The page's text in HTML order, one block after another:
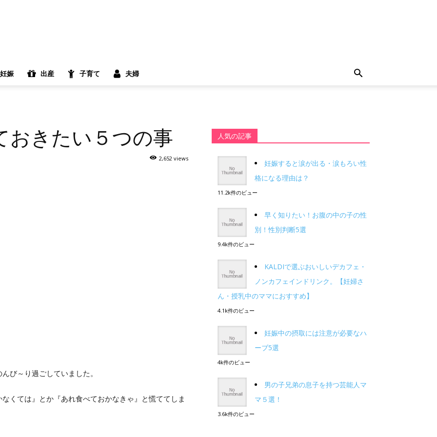
妊娠 出産 子育て 夫婦
おきたい５つの事
2,652 views
び～り過ごしていました。
くては』とか『あれ食べておかなきゃ』と慌ててしま
人気の記事
妊娠すると涙が出る・涙もろい性
格になる理由は？
11.2k件のビュー
早く知りたい！お腹の中の子の性
別！性別判断5選
9.4k件のビュー
KALDIで選ぶおいしいデカフェ・
ノンカフェインドリンク。【妊婦さ
ん・授乳中のママにおすすめ】
4.1k件のビュー
妊娠中の摂取には注意が必要なハ
ーブ5選
4k件のビュー
男の子兄弟の息子を持つ芸能人マ
マ５選！
3.6k件のビュー